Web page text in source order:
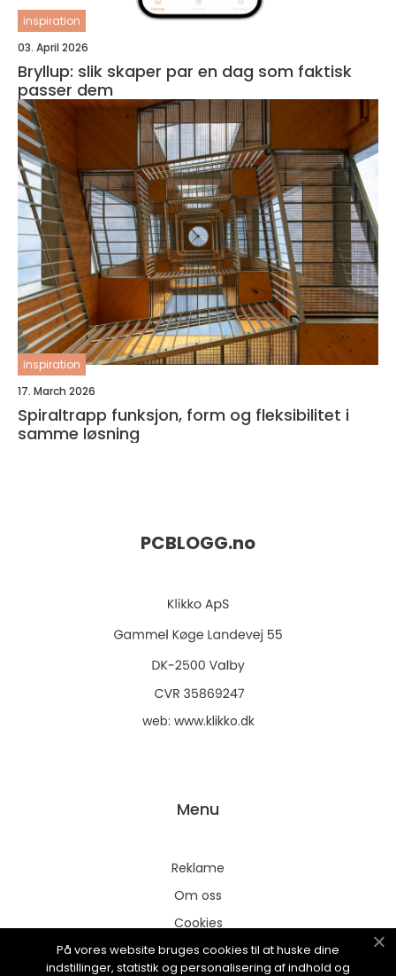
inspiration
03. April 2026
Bryllup: slik skaper par en dag som faktisk
passer dem
inspiration
17. March 2026
Spiraltrapp funksjon, form og fleksibilitet i
samme løsning
PCBLOGG.no
web: www.klikko.dk
Menu
Reklame
Om oss
Cookies
Kontakt Oss
På vores website bruges cookies til at huske dine
indstillinger, statistik og personalisering af indhold og